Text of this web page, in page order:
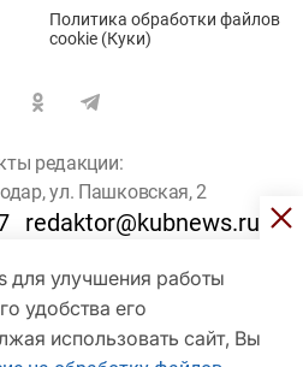
улучшения работы
удобства его
использовать сайт, Вы
Политика обработки файлов
cookie (Куки)
редакции:
ул. Пашковская, 2
redaktor@kubnews.ru
старше 16 лет
Новости, 2017